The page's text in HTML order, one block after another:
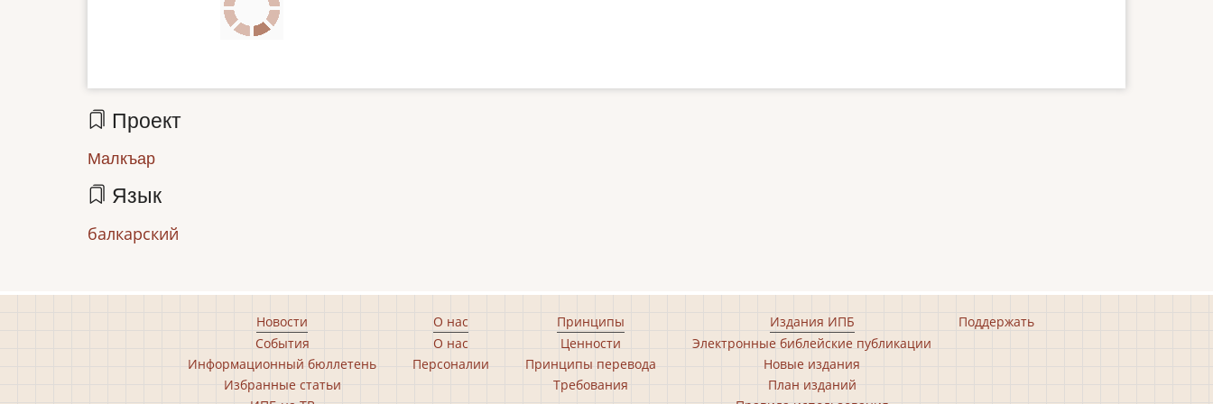
Проект
Малкъар
Язык
балкарский
Новости
События
Информационный бюллетень
Избранные статьи
О нас
О нас
Персоналии
Принципы
Ценности
Принципы перевода
Требования
Издания ИПБ
Электронные библейские публикации
Новые издания
План изданий
Поддержать